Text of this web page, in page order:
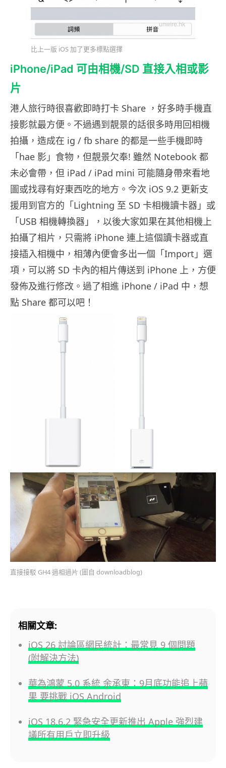
比上一版 iOS 加了更多標點選擇
iPhone/iPad 可由相機/SD 直接入相或影
片
港人旅行時很喜歡即時打卡 Share ，好多時手機直
接影就最方便。不過遇到靚景的話很多時用回相機
拍攝，造成在 ig / fb share 的都是一些手機即時
「hae 影」食物，但靚景欠奉! 雖然 Notebook 都
未必會帶，但 iPad / iPad mini 可能隨身帶來看地
圖或找尋有好東西吃的地方。今次 iOS 9.2 更新支
援用到官方的「Lightning 至 SD 卡相機讀卡器」或
「USB 相機轉換器」，以後大家如果在其他相機上
拍攝了相片，只需將 iPhone 連上這個讀卡器或直
接插入相機中，相薄內便會多出一個「Import」選
項，可以將 SD 卡內的相片傳送到 iPhone 上，方便
發佈及進行修改。過了相進 iPhone / iPad 中，想
點 Share 都可以吧！
直接接駁 GH4 過相過片 (圖自 downloadblog)
相關文章:
iOS 26 討論區網民統計：最常見 9 個問題
(附解決方法)
華為鴻蒙 5.0 系統 余承東：9月底功能追上蘋
果 要挑戰 iOS Android
iOS 18.6.2 緊急安全更新推出 Apple 強烈建
議所有用戶立即升級